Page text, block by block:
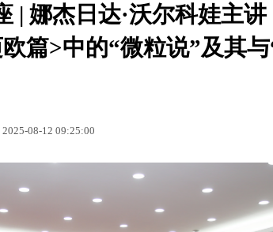
| 娜杰日达·沃尔科娃主
篇>中的“微粒说”及其
2025-08-12 09:25:00